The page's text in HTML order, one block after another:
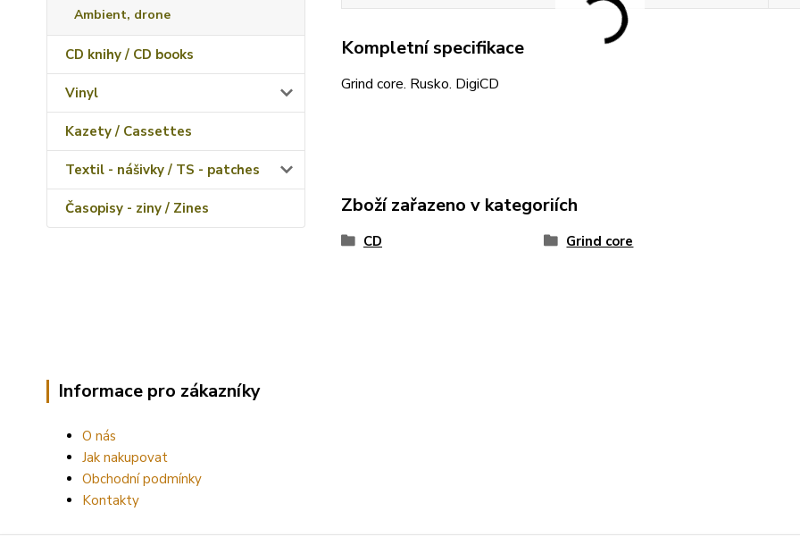
Ambient, drone
CD knihy / CD books
Vinyl
Kazety / Cassettes
Textil - nášivky / TS - patches
Časopisy - ziny / Zines
Kompletní specifikace
Grind core. Rusko. DigiCD
Zboží zařazeno v kategoriích
CD Grind core
Informace pro zákazníky
O nás
Jak nakupovat
Obchodní podmínky
Kontakty